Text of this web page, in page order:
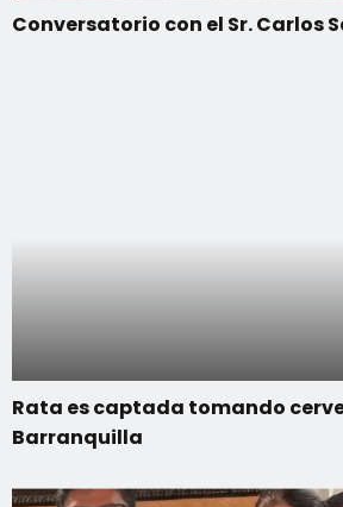
Conversatorio con el Sr. Carlos
Rata es captada tomando
Barranquilla